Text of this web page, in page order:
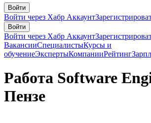
Войти
Войти через Хабр Аккаунт
Войти
Войти через Хабр Аккаунт
ВакансииСпециалистыКурсы и
обучениеЭкспертыКомпанииРейтинг
Работа Software
Пензе